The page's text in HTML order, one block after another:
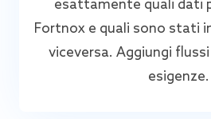
esattamente quali dati
Fortnox e quali sono stati
viceversa. Aggiungi
esigenze.